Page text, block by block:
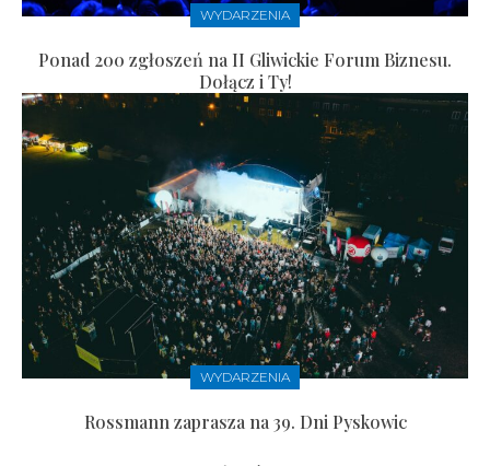
WYDARZENIA
Ponad 200 zgłoszeń na II Gliwickie Forum Biznesu.
Dołącz i Ty!
WYDARZENIA
Rossmann zaprasza na 39. Dni Pyskowic